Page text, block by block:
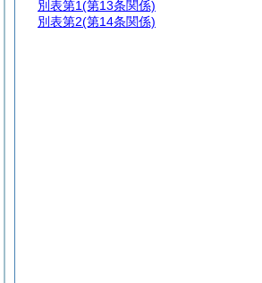
別表第1(第13条関係)
別表第2(第14条関係)